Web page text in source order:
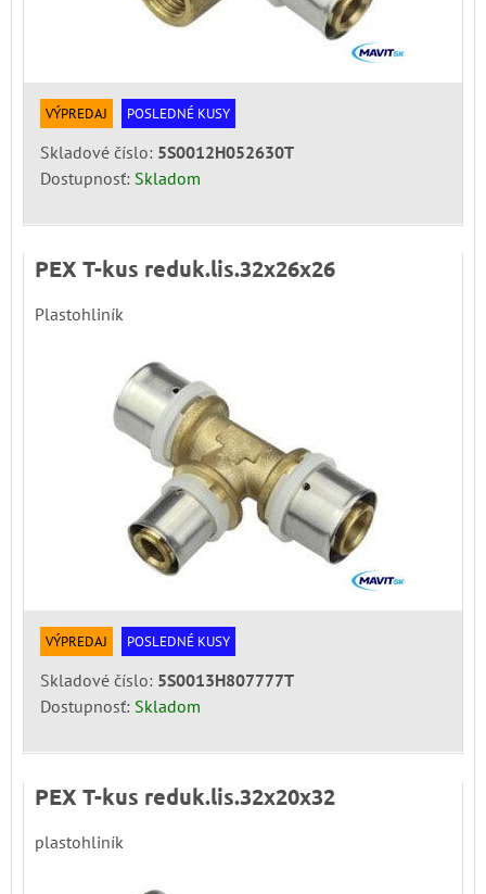
VÝPREDAJ POSLEDNÉ KUSY
Skladové číslo: 5S0012H052630T
Dostupnosť: Skladom
PEX T-kus reduk.lis.32x26x26
Plastohliník
VÝPREDAJ POSLEDNÉ KUSY
Skladové číslo: 5S0013H807777T
Dostupnosť: Skladom
PEX T-kus reduk.lis.32x20x32
plastohliník